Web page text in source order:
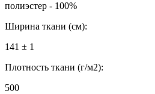
полиэстер - 100%
Ширина ткани (см):
141 ± 1
Плотность ткани (г/м2):
500